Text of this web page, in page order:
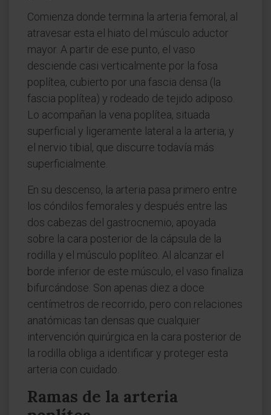
Comienza donde termina la arteria femoral, al
atravesar esta el hiato del músculo aductor
mayor. A partir de ese punto, el vaso
desciende casi verticalmente por la fosa
poplítea, cubierto por una fascia densa (la
fascia poplítea) y rodeado de tejido adiposo.
Lo acompañan la vena poplítea, situada
superficial y ligeramente lateral a la arteria, y
el nervio tibial, que discurre todavía más
superficialmente.
En su descenso, la arteria pasa primero entre
los cóndilos femorales y después entre las
dos cabezas del gastrocnemio, apoyada
sobre la cara posterior de la cápsula de la
rodilla y el músculo poplíteo. Al alcanzar el
borde inferior de este músculo, el vaso finaliza
bifurcándose. Son apenas diez a doce
centímetros de recorrido, pero con relaciones
anatómicas tan densas que cualquier
intervención quirúrgica en la cara posterior de
la rodilla obliga a identificar y proteger esta
arteria con cuidado.
Ramas de la arteria